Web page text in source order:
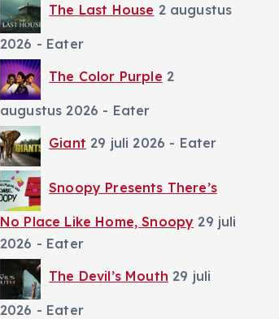
The Last House 2 augustus
2026 - Eater
The Color Purple 2
augustus 2026 - Eater
Giant 29 juli 2026 - Eater
Snoopy Presents There’s
No Place Like Home, Snoopy 29 juli
2026 - Eater
The Devil’s Mouth 29 juli
2026 - Eater